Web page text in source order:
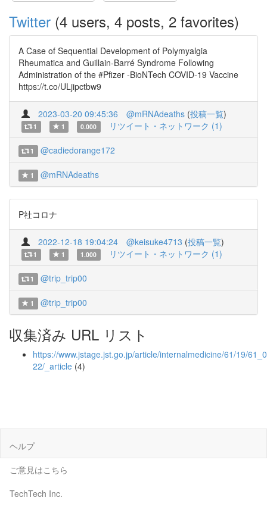
Twitter (4 users, 4 posts, 2 favorites)
A Case of Sequential Development of Polymyalgia
Rheumatica and Guillain-Barré Syndrome Following
Administration of the #Pfizer -BioNTech COVID-19 Vaccine
https://t.co/ULjipctbw9
2023-03-20 09:45:36 @mRNAdeaths (投稿一覧)
1 1 0.000 リツイート・ネットワーク (1)
1 @cadiedorange172
1 @mRNAdeaths
P社コロナ
2022-12-18 19:04:24 @keisuke4713 (投稿一覧)
1 1 1.000 リツイート・ネットワーク (1)
1 @trip_trip00
1 @trip_trip00
収集済み URL リスト
https://www.jstage.jst.go.jp/article/internalmedicine/61/19/
22/_article (4)
ヘルプ
ご意見はこちら
TechTech Inc.